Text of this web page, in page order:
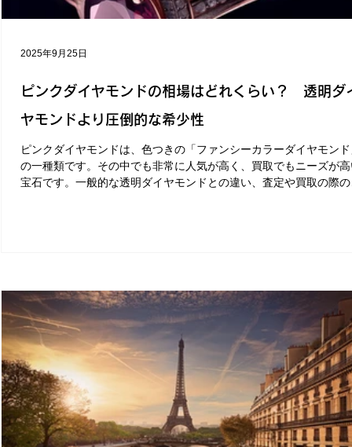
ピンクダイヤモンドの相場はどれくらい？ 透明ダ
ヤモンドより圧倒的な希少性
ピンクダイヤモンドは、色つきの「ファンシーカラーダイヤモン
の一種類です。その中でも非常に人気が高く、買取でもニーズが
宝石です。一般的な透明ダイヤモンドとの違い、査定や買取の際
2025年9月25日